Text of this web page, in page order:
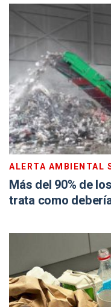
ALERTA AMBIENTAL
Más del 90% de
trata como